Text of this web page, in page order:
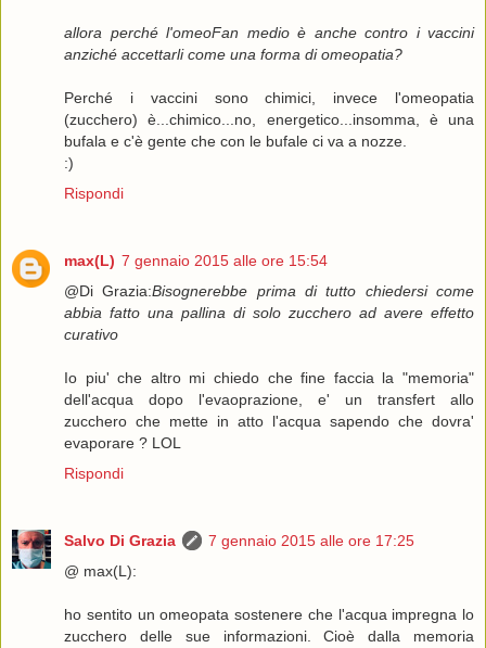
allora perché l'omeoFan medio è anche contro i vaccini
anziché accettarli come una forma di omeopatia?
Perché i vaccini sono chimici, invece l'omeopatia
(zucchero) è...chimico...no, energetico...insomma, è una
bufala e c'è gente che con le bufale ci va a nozze.
:)
Rispondi
max(L) 7 gennaio 2015 alle ore 15:54
@Di Grazia:Bisognerebbe prima di tutto chiedersi come
abbia fatto una pallina di solo zucchero ad avere effetto
curativo
Io piu' che altro mi chiedo che fine faccia la "memoria"
dell'acqua dopo l'evaoprazione, e' un transfert allo
zucchero che mette in atto l'acqua sapendo che dovra'
evaporare ? LOL
Rispondi
Salvo Di Grazia
7 gennaio 2015 alle ore 17:25
@ max(L):
ho sentito un omeopata sostenere che l'acqua impregna lo
zucchero delle sue informazioni. Cioè dalla memoria